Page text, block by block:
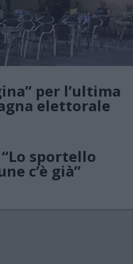
per l’ultima
elettorale
sportello
c’è già”